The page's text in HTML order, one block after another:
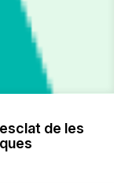
de les